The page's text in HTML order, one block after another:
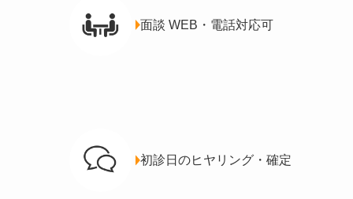
面談 WEB・電話対応可
初診日のヒヤリング・確定